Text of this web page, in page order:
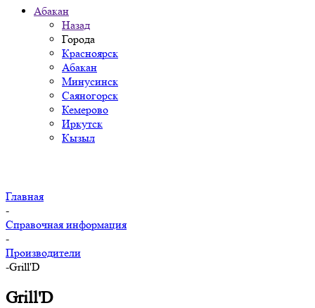
Абакан
Назад
Города
Красноярск
Абакан
Минусинск
Саяногорск
Кемерово
Иркутск
Кызыл
Главная
-
Справочная информация
-
Производители
-Grill'D
Grill'D